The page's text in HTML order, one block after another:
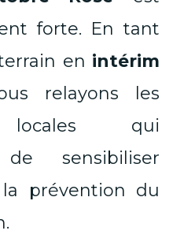
forte. En tant
en intérim
relayons les
locales qui
sensibiliser
prévention du